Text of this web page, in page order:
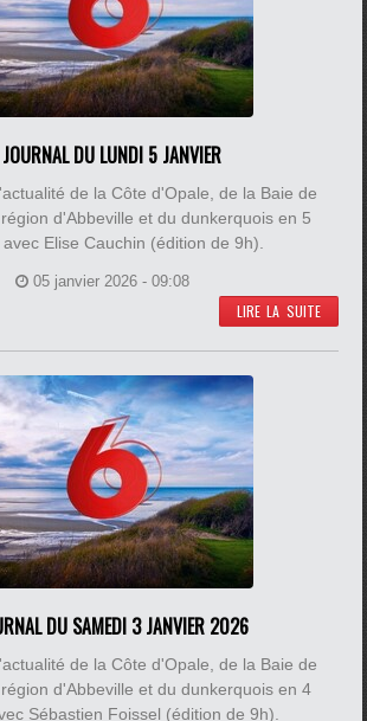
JOURNAL DU LUNDI 5 JANVIER
de la Côte d'Opale, de la Baie de
d'Abbeville et du dunkerquois en 5
Elise Cauchin (édition de 9h).
05 janvier 2026 - 09:08
LIRE LA SUITE
DU SAMEDI 3 JANVIER 2026
de la Côte d'Opale, de la Baie de
d'Abbeville et du dunkerquois en 4
Sébastien Foissel (édition de 9h).